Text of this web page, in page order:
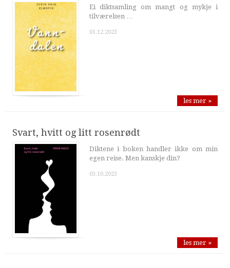
Ei diktsamling om mangt og mykje i
tilværelsen …
01.12.2023
les mer »
Svart, hvitt og litt rosenrødt
Diktene i boken handler ikke om min
egen reise. Men kanskje din?
03.10.2023
les mer »